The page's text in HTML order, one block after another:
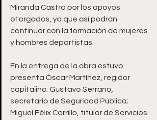
Miranda Castro por los apoyos
otorgados, ya que así podrán
continuar con la formación de mujeres
y hombres deportistas.
En la entrega de la obra estuvo
presenta Óscar Martínez, regidor
capitalino; Gustavo Serrano,
secretario de Seguridad Pública;
Miguel Félix Carrillo, titular de Servicios